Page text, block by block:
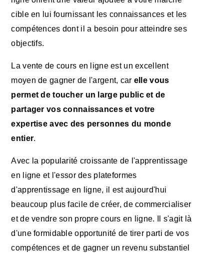
cible en lui fournissant les connaissances et les
compétences dont il a besoin pour atteindre ses
objectifs.
La vente de cours en ligne est un excellent
moyen de gagner de l'argent, car elle vous
permet de toucher un large public et de
partager vos connaissances et votre
expertise avec des personnes du monde
entier.
Avec la popularité croissante de l'apprentissage
en ligne et l'essor des plateformes
d'apprentissage en ligne, il est aujourd'hui
beaucoup plus facile de créer, de commercialiser
et de vendre son propre cours en ligne. Il s'agit là
d'une formidable opportunité de tirer parti de vos
compétences et de gagner un revenu substantiel